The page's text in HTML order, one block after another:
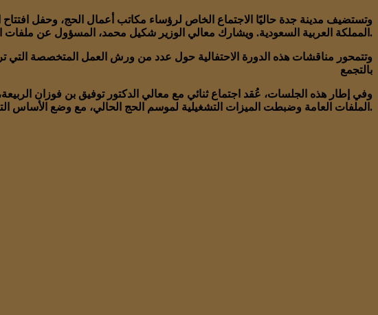
وتستضيف مدينة جدة حاليًا الاجتماع الخاص لرؤساء مكاتب أعمال الحج، وحفل
المملكة العربية السعودية. ويشارك معالي الوزير شكيل محمد، المسؤول عن ملفات الحج، في هذه الندوة الكبرى برفقة سعادة السفير رياض هليموث.
وتتمحور مناقشات هذه الدورة الاحتفالية حول عدد من ورش العمل المتخصصة التي
بالتجمع
وفي إطار هذه الجلسات، عُقد اجتماع ثنائي مع معالي الدكتور توفيق بن فوزان
الملفات العامة وضبطت الميزات التشغيلية لموسم الحج الحالي، مع وضع الأساس التنظيمي للنسخة القادمة.